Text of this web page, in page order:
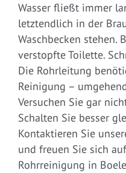
Wasser fließt immer
letztendlich in der
Waschbecken stehen.
verstopfte Toilette.
Die Rohrleitung
Reinigung –
Versuchen Sie gar
Schalten Sie besser
Kontaktieren Sie
und freuen Sie sich
Rohrreinigung in